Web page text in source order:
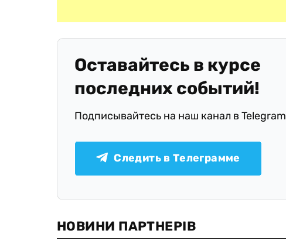
Оставайтесь в курсе
последних событий!
Подписывайтесь на наш канал в Telegram
Следить в Телеграмме